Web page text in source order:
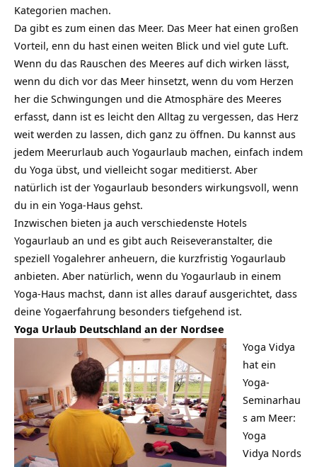
Kategorien machen.
Da gibt es zum einen das Meer. Das Meer hat einen großen
Vorteil, enn du hast einen weiten Blick und viel gute Luft.
Wenn du das Rauschen des Meeres auf dich wirken lässt,
wenn du dich vor das Meer hinsetzt, wenn du vom Herzen
her die Schwingungen und die Atmosphäre des Meeres
erfasst, dann ist es leicht den Alltag zu vergessen, das Herz
weit werden zu lassen, dich ganz zu öffnen. Du kannst aus
jedem Meerurlaub auch Yogaurlaub machen, einfach indem
du Yoga übst, und vielleicht sogar meditierst. Aber
natürlich ist der Yogaurlaub besonders wirkungsvoll, wenn
du in ein Yoga-Haus gehst.
Inzwischen bieten ja auch verschiedenste Hotels
Yogaurlaub an und es gibt auch Reiseveranstalter, die
speziell Yogalehrer anheuern, die kurzfristig Yogaurlaub
anbieten. Aber natürlich, wenn du Yogaurlaub in einem
Yoga-Haus machst, dann ist alles darauf ausgerichtet, dass
deine Yogaerfahrung besonders tiefgehend ist.
Yoga Urlaub Deutschland an der Nordsee
Yoga Vidya
hat ein
Yoga-
Seminarhau
s am Meer:
Yoga
Vidya Nords